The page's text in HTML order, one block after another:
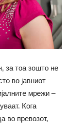
за тоа зошто не
во јавниот
мрежи –
Кога
во превозот,